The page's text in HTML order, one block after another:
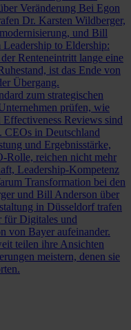
Veränderung Bei Egon
Dr. Karsten Wildberger,
und Bill
Leadership to Eldership:
Renteneintritt lange eine
ist das Ende von
Übergang.
zum strategischen
prüfen, wie
Reviews sind
CEOs in Deutschland
und Ergebnisstärke,
Rolle, reichen nicht mehr
Leadership-Kompetenz
Transformation bei den
und Bill Anderson über
in Düsseldorf trafen
für Digitales und
von Bayer aufeinander.
teilen ihre Ansichten
meistern, denen sie